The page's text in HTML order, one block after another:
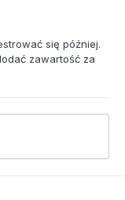
się później.
zawartość za